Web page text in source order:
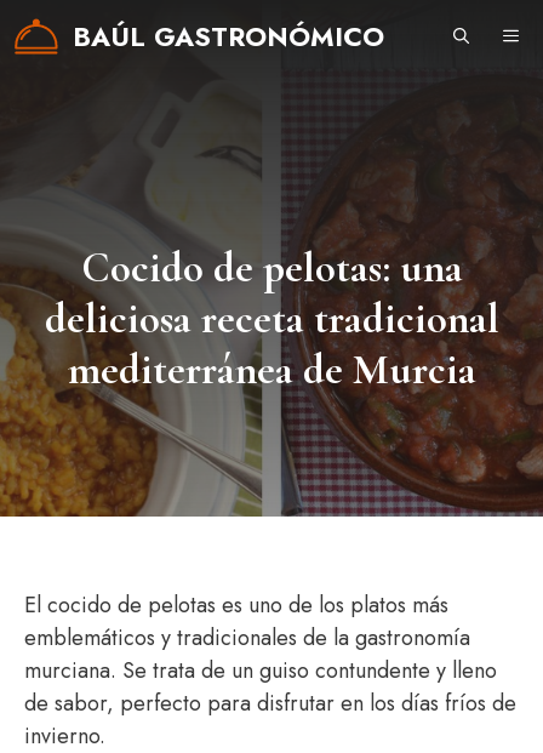
Saltar
BAÚL GASTRONÓMICO
Cocido de pelotas: una
deliciosa receta tradicional
mediterránea de Murcia
El cocido de pelotas es uno de los platos más
emblemáticos y tradicionales de la gastronomía
murciana. Se trata de un guiso contundente y lleno
de sabor, perfecto para disfrutar en los días fríos de
invierno.